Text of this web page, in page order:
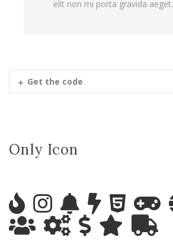
elit non mi porta gravida aeget.
Get the code
Only Icon